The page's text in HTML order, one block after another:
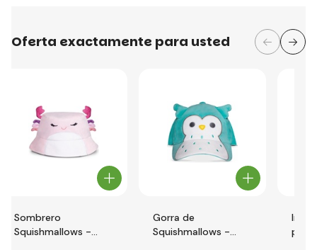
Oferta exactamente para usted
Sombrero
Squishmallows -
Gorra de
Squishmallows -